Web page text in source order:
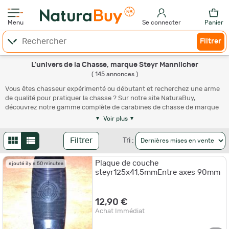
Menu Se connecter Panier
Filtrer
L'univers de la Chasse, marque Steyr Mannlicher
( 145 annonces )
Vous êtes chasseur expérimenté ou débutant et recherchez une arme
de qualité pour pratiquer la chasse ? Sur notre site NaturaBuy,
découvrez notre gamme complète de carabines de chasse de marque
Steyr Mannlicher. Nous avons en stock de nombreux produits parmi
Parcourez les pages consacrées aux armes de chasse Steyr Mannlicher
ou utilisez les critères de recherche accessibles sur la gauche.
Tout savoir sur la marque Steyr Mannlicher
Steyr Mannlicher est une marque autrichienne d'armes à feu.
L'entreprise a été créée en 1864 à Steyr et y a établi son siège.
L'enseigne fabrique diverses catégories d'armes telles que :
- Fusils de parcours de chasse ;
- Pistolets et pistolets mitrailleurs ;
Voir plus
Filtrer Tri :
ajouté il y a 50 minutes
Plaque de couche
steyr125x41,5mmEntre axes 90mm
12,90 €
Achat Immédiat